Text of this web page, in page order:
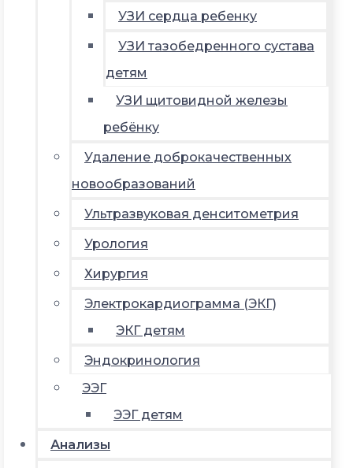
УЗИ сердца ребенку
УЗИ тазобедренного сустава
детям
УЗИ щитовидной железы
ребёнку
Удаление доброкачественных
новообразований
Ультразвуковая денситометрия
Урология
Хирургия
Электрокардиограмма (ЭКГ)
ЭКГ детям
Эндокринология
ЭЭГ
ЭЭГ детям
Анализы